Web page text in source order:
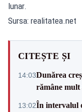
lunar.
Sursa: realitatea.net
CITEȘTE ȘI
14:03Dunărea
rămâne mult
13:02În intervalul